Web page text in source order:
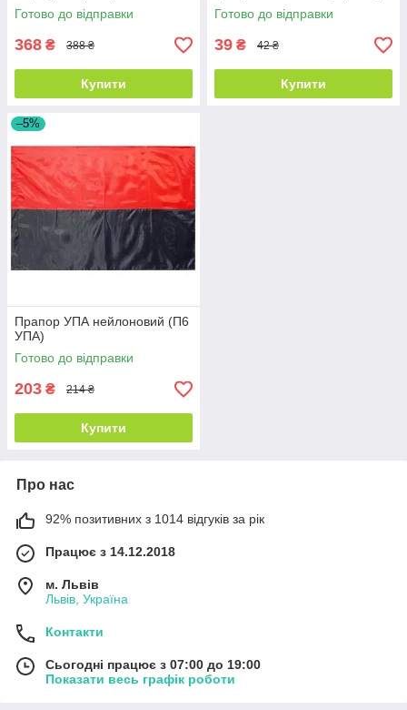
Готово до відправки
368 ₴ 388 ₴
Купити
Готово до відправки
39 ₴ 42 ₴
Купити
–5%
Прапор УПА нейлоновий (П6
УПА)
Готово до відправки
203 ₴ 214 ₴
Купити
Про нас
92% позитивних з 1014 відгуків за рік
Працює з 14.12.2018
м. Львів
Львів, Україна
Контакти
Сьогодні працює з 07:00 до 19:00
Показати весь графік роботи